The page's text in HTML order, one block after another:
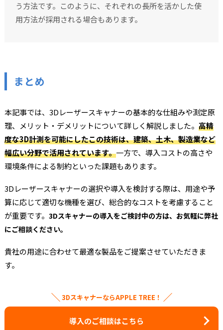
う方法です。このように、それぞれの長所を活かした使
用方法が採用される場合もあります。
まとめ
本記事では、3Dレーザースキャナーの基本的な仕組みや測定原
理、メリット・デメリットについて詳しく解説しました。 高精
度な3D計測を可能にしたこの技術は、建築、土木、製造業など
幅広い分野で活用されています。一方で、導入コストの高さや
環境条件による制約といった課題もあります。
3Dレーザースキャナーの選択や導入を検討する際は、用途や予
算に応じて適切な機種を選び、総合的なコストを考慮すること
が重要です。 3Dスキャナーの導入をご検討中の方は、お気軽に弊社
にご相談ください。
貴社の用途に合わせて最適な製品をご提案させていただきま
す。
3DスキャナーならAPPLE TREE！
導入のご相談はこちら